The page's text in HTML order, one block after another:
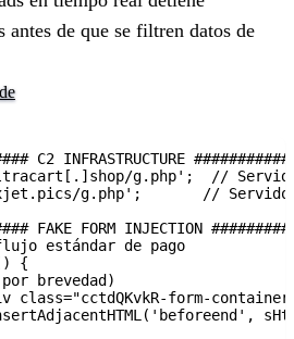
de que se filtren datos de
C2 INFRASTRUCTURE
g.php';  //
g.php';       // Servidor
FAKE FORM INJECTION
estándar de pago
{
brevedad)
class="cctdQKvkR-form-